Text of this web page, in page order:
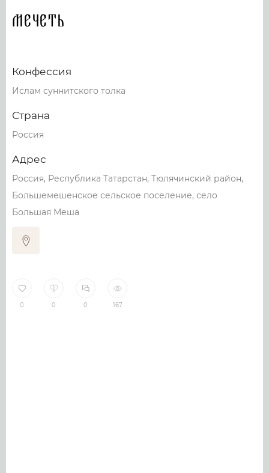
Мечеть
Конфессия
Ислам суннитского толка
Страна
Россия
Адрес
Россия, Республика Татарстан, Тюлячинский район,
Большемешенское сельское поселение, село
Большая Меша
0 0 0 167